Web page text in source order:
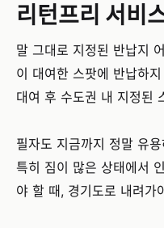
리턴프리 서비
말 그대로 지정된 반납지
이 대여한 스팟에 반납하
대여 후 수도권 내 지정된
필자도 지금까지 정말 유
특히 짐이 많은 상태에서
야 할 때, 경기도로 내려가